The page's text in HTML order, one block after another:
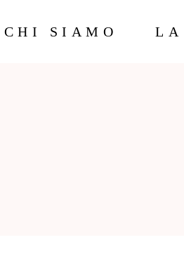
CHI SIAMO LA